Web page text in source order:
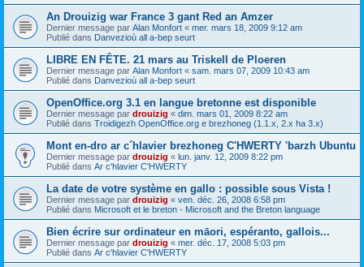
An Drouizig war France 3 gant Red an Amzer
Dernier message par Alan Monfort « mer. mars 18, 2009 9:12 am
Publié dans Danvezioù all a-bep seurt
LIBRE EN FÊTE. 21 mars au Triskell de Ploeren
Dernier message par Alan Monfort « sam. mars 07, 2009 10:43 am
Publié dans Danvezioù all a-bep seurt
OpenOffice.org 3.1 en langue bretonne est disponible
Dernier message par drouizig « dim. mars 01, 2009 8:22 am
Publié dans Troidigezh OpenOffice.org e brezhoneg (1.1.x, 2.x ha 3.x)
Mont en-dro ar c´hlavier brezhoneg C'HWERTY 'barzh Ubuntu
Dernier message par drouizig « lun. janv. 12, 2009 8:22 pm
Publié dans Ar c'hlavier C'HWERTY
La date de votre système en gallo : possible sous Vista !
Dernier message par drouizig « ven. déc. 26, 2008 6:58 pm
Publié dans Microsoft et le breton - Microsoft and the Breton language
Bien écrire sur ordinateur en māori, espéranto, gallois...
Dernier message par drouizig « mer. déc. 17, 2008 5:03 pm
Publié dans Ar c'hlavier C'HWERTY